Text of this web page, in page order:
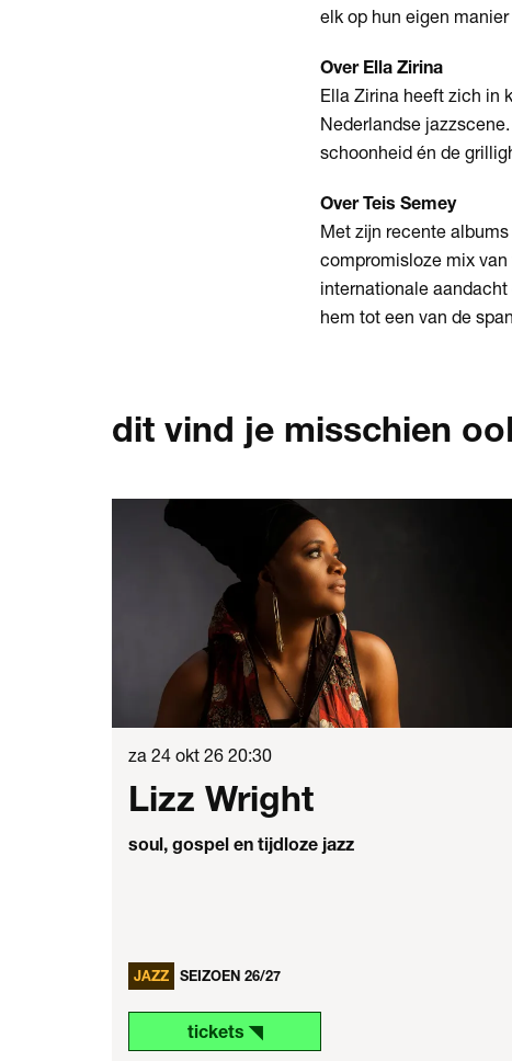
elk op hun eigen
Over Ella Zirina
Ella Zirina heeft zich in
Nederlandse
schoonheid én de
Over Teis Semey
Met zijn recente
compromisloze mix
internationale
hem tot een van de
dit vind je misschien
Lizz Wright
soul, gospel en tijdloze jazz
za 24 okt 26 20:30
JAZZ SEIZOEN 26/27
tickets ◥